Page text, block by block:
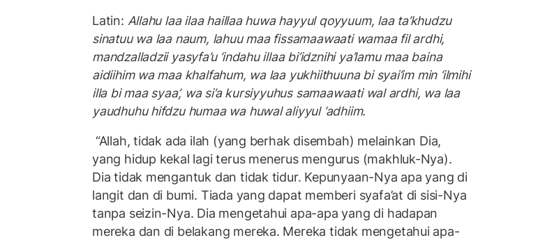
Latin: Allahu laa ilaa haillaa huwa hayyul qoyyuum, laa ta’khudzu
sinatuu wa laa naum, lahuu maa fissamaawaati wamaa fil ardhi,
mandzalladzii yasyfa’u ‘indahu illaa bi’idznihi ya’lamu maa baina
aidiihim wa maa khalfahum, wa laa yukhiithuuna bi syai’im min ‘ilmihi
illa bi maa syaa’, wa si’a kursiyyuhus samaawaati wal ardhi, wa laa
yaudhuhu hifdzu humaa wa huwal aliyyul ‘adhiim.
“Allah, tidak ada ilah (yang berhak disembah) melainkan Dia,
yang hidup kekal lagi terus menerus mengurus (makhluk-Nya).
Dia tidak mengantuk dan tidak tidur. Kepunyaan-Nya apa yang di
langit dan di bumi. Tiada yang dapat memberi syafa’at di sisi-Nya
tanpa seizin-Nya. Dia mengetahui apa-apa yang di hadapan
mereka dan di belakang mereka. Mereka tidak mengetahui apa-